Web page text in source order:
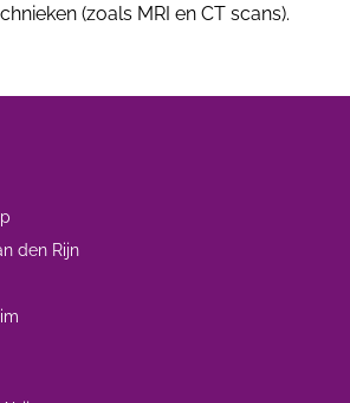
(zoals MRI en CT scans).
den Rijn